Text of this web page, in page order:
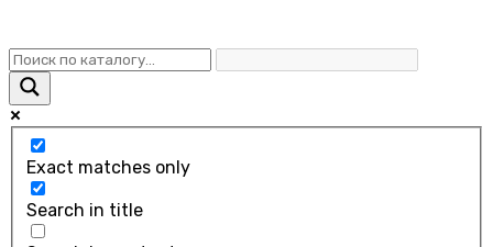
Exact matches only
Search in title